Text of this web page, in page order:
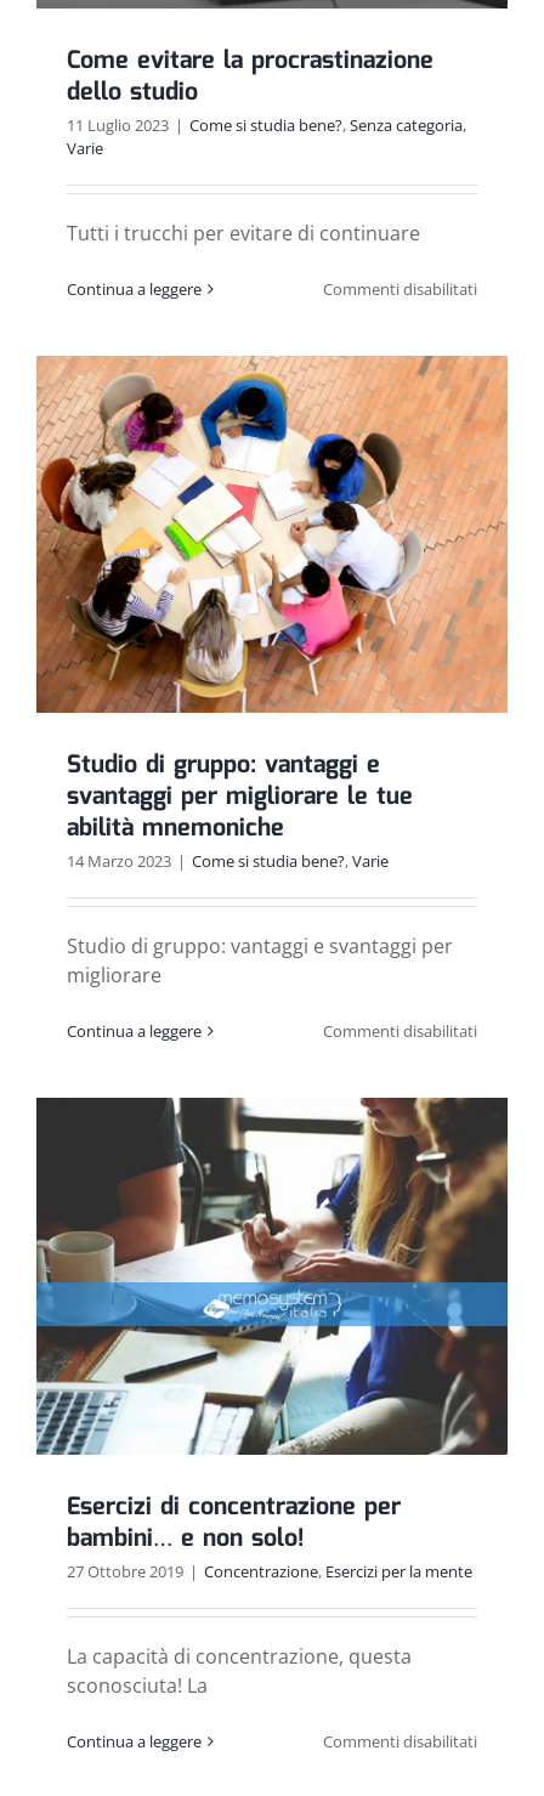
Come evitare la procrastinazione
dello studio
11 Luglio 2023 | Come si studia bene?,Senza categoria,
Varie
Tutti i trucchi per evitare di continuare
Continua a leggere Commenti disabilitatisu
la
dello
studio
Studio di gruppo: vantaggi e
svantaggi per migliorare le tue
abilità mnemoniche
14 Marzo 2023 | Come si studia bene?,Varie
Studio di gruppo: vantaggi e svantaggi per
migliorare
Continua a leggere Commenti disabilitatisu
gruppo:
svantaggi
per
abilità
Esercizi di concentrazione per
bambini… e non solo!
27 Ottobre 2019 | Concentrazione, Esercizi per la mente
La capacità di concentrazione, questa
sconosciuta! La
Continua a leggere Commenti disabilitatisu